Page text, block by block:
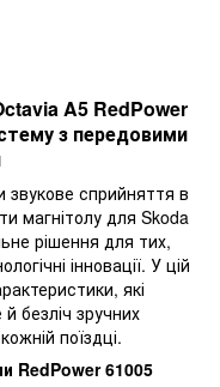
A5 RedPower
з передовими
звукове сприйняття в
магнітолу для Skoda
рішення для тих,
інновації. У цій
які
безліч зручних
поїздці.
RedPower 61005